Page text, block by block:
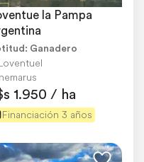
la Pampa
Ganadero
1.950 / ha
Financiación 3 años